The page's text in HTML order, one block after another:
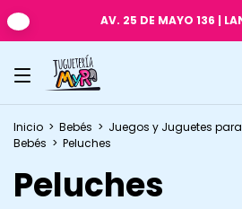
AV. 25 DE MAYO 136 |
Inicio > Bebés > Juegos y Juguetes para
Bebés > Peluches
Peluches